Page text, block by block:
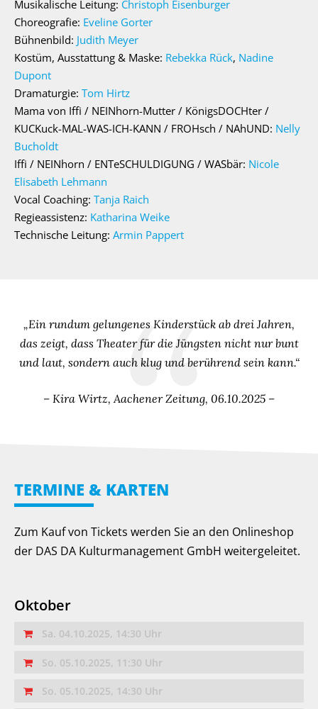
Musikalische Leitung: Christoph Eisenburger
Choreografie: Eveline Gorter
Bühnenbild: Judith Meyer
Kostüm, Ausstattung & Maske: Rebekka Rück, Nadine
Dupont
Dramaturgie: Tom Hirtz
Mama von Iffi / NEINhorn-Mutter / KönigsDOCHter /
KUCKuck-MAL-WAS-ICH-KANN / FROHsch / NAhUND: Nelly
Bucholdt
Iffi / NEINhorn / ENTeSCHULDIGUNG / WASbär: Nicole
Elisabeth Lehmann
Vocal Coaching: Tanja Raich
Regieassistenz: Katharina Weike
Technische Leitung: Armin Pappert
„Ein rundum gelungenes Kinderstück ab drei Jahren,
das zeigt, dass Theater für die Jüngsten nicht nur bunt
und laut, sondern auch klug und berührend sein kann.“
– Kira Wirtz, Aachener Zeitung, 06.10.2025 –
TERMINE & KARTEN
Zum Kauf von Tickets werden Sie an den Onlineshop
der DAS DA Kulturmanagement GmbH weitergeleitet.
Oktober
Sa. 04.10.2025, 14:30 Uhr
So. 05.10.2025, 11:30 Uhr
So. 05.10.2025, 14:30 Uhr